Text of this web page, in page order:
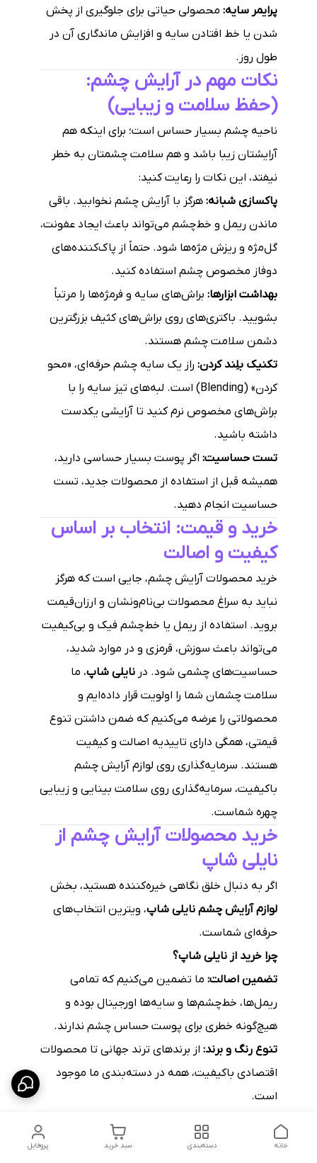
پرایمر سایه: محصولی حیاتی برای جلوگیری از پخش
شدن یا خط افتادن سایه و افزایش ماندگاری آن در
طول روز.
نکات مهم در آرایش چشم:
(حفظ سلامت و زیبایی)
ناحیه چشم بسیار حساس است؛ برای اینکه هم
آرایشتان زیبا باشد و هم سلامت چشمتان به خطر
نیفتد، این نکات را رعایت کنید:
پاکسازی شبانه: هرگز با آرایش چشم نخوابید. باقی
ماندن ریمل و خط‌چشم می‌تواند باعث ایجاد عفونت،
گل‌مژه و ریزش مژه‌ها شود. حتماً از پاک‌کننده‌های
دوفاز مخصوص چشم استفاده کنید.
بهداشت ابزارها: براش‌های سایه و فرمژه‌ها را مرتباً
بشویید. باکتری‌های روی براش‌های کثیف بزرگترین
دشمن سلامت چشم هستند.
تکنیک بلِند کردن: راز یک سایه چشم حرفه‌ای، «محو
کردن» (Blending) است. لبه‌های تیز سایه را با
براش‌های مخصوص نرم کنید تا آرایشی یکدست
داشته باشید.
تست حساسیت: اگر پوست بسیار حساسی دارید،
همیشه قبل از استفاده از محصولات جدید، تست
حساسیت انجام دهید.
خرید و قیمت: انتخاب بر اساس
کیفیت و اصالت
خرید محصولات آرایش چشم، جایی است که هرگز
نباید به سراغ محصولات بی‌نام‌ونشان و ارزان‌قیمت
بروید. استفاده از ریمل یا خط‌چشم فیک و بی‌کیفیت
می‌تواند باعث سوزش، قرمزی و در موارد شدید،
حساسیت‌های چشمی شود. در نایلی شاپ، ما
سلامت چشمان شما را اولویت قرار داده‌ایم و
محصولاتی را عرضه می‌کنیم که ضمن داشتن تنوع
قیمتی، همگی دارای تاییدیه اصالت و کیفیت
هستند. سرمایه‌گذاری روی لوازم آرایش چشم
باکیفیت، سرمایه‌گذاری روی سلامت بینایی و زیبایی
چهره شماست.
خرید محصولات آرایش چشم از
نایلی شاپ
اگر به دنبال خلق نگاهی خیره‌کننده هستید، بخش
لوازم آرایش چشم نایلی شاپ، ویترین انتخاب‌های
حرفه‌ای شماست.
چرا خرید از نایلی شاپ؟
تضمین اصالت: ما تضمین می‌کنیم که تمامی
ریمل‌ها، خط‌چشم‌ها و سایه‌ها اورجینال بوده و
هیچ‌گونه خطری برای پوست حساس چشم ندارند.
تنوع رنگ و برند: از برندهای ترند جهانی تا محصولات
اقتصادی باکیفیت، همه در دسته‌بندی ما موجود
است.
سایه متناسب با فرم چشم خود تردید دارید، با
پروفایل سبد خرید دسته‌بندی خانه